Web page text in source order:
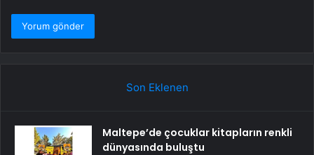
Son Eklenen
Maltepe’de çocuklar kitapların renkli
dünyasında buluştu